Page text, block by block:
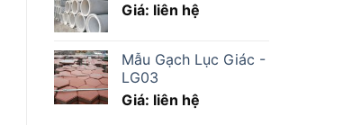
Giá: liên hệ
Mẫu Gạch Lục Giác -
LG03
Giá: liên hệ